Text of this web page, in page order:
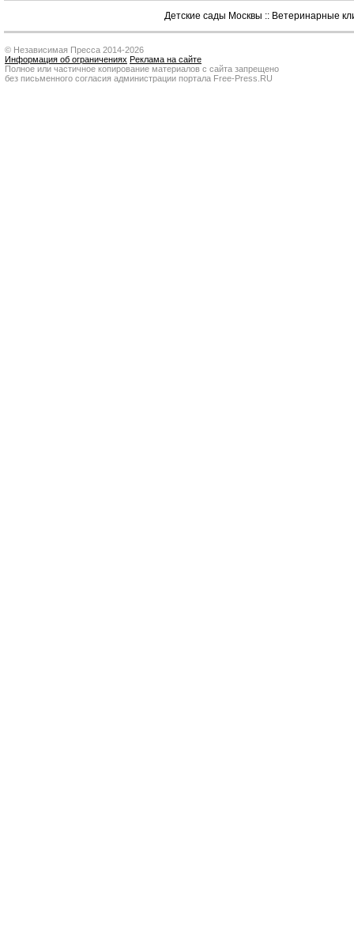
Детские сады Москвы :: Ветеринарные
© Независимая Пресса 2014-2026
Информация об ограничениях Реклама на сайте
Полное или частичное копирование материалов с сайта запрещено
без письменного согласия администрации портала Free-Press.RU